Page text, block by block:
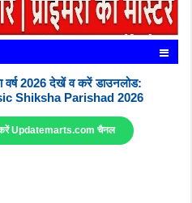
वर्ष 2026 देखें व करें डाउनलोड:
Shiksha Parishad 2026
करें Updatemarts.com चैनल